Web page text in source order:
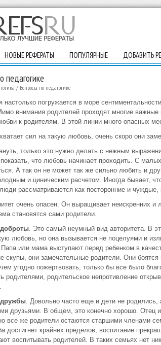
НОВЫЕ РЕФЕРАТЫ ПОПУЛЯРНЫЕ ДОБАВИТЬ
педагогике
/ Вопросы по педагогике
настолько погружается в море
внимания родителей проходят многие
к родителям. В этой линии много опасных
сил на такую любовь, очень скоро они
только это нужно делать с нежным
что любовь начинает проходить. С
А так он не может так же сильно любить и
и циническим расчетом. Иногда бывает,
рассматриваются как посторонние и
очень опасен. Он выращивает неискренних
становятся сами родители.
. Это самый неумный вид авторитета. В
любовь, но она вызывается не поцелуями и
или мама выступают перед ребенком в
скупы, они замечательные родители. Они
угодно пожертвовать, только бы все было
родителями, родительское непротивление
дружбы. Довольно часто еще и дети не
друзьями. В общем, это конечно хорошо. Отец
все же родители остаются старшими членами
достигнет крайних пределов, воспитание
воспитывать родителей. В таких семьях нет